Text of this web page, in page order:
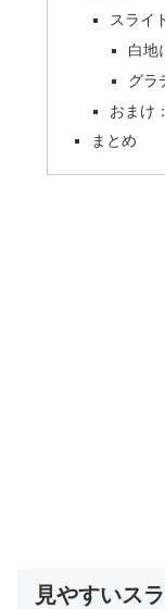
スライ
白地
グラ
おまけ
まとめ
見やすいス